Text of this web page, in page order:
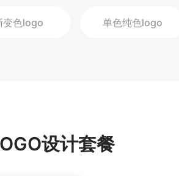
变色logo 单色纯色logo
设计套餐